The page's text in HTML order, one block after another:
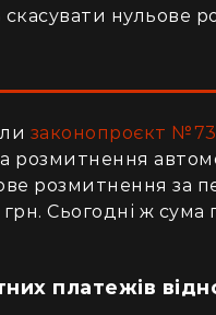
скасувати нульове
законопроєкт
розмитнення
розмитнення за
Сьогодні ж сума
платежів